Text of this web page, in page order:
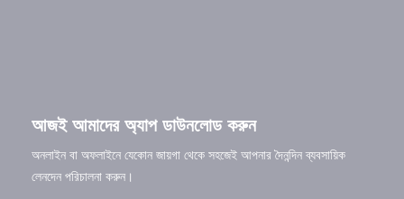
আজই আমাদের অ্যাপ ডাউনলোড করুন
অনলাইন বা অফলাইনে যেকোন জায়গা থেকে সহজেই আপনার দৈনন্দিন ব্যবসায়িক
লেনদেন পরিচালনা করুন।